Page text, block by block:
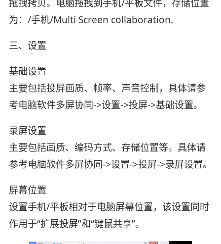
拖拽拷贝。电脑拖拽到手机/平板文件，存储位置
为：/手机/Multi Screen collaboration.
三、设置
基础设置
主要包括投屏画质、帧率、声音控制，具体请参
考电脑软件多屏协同->设置->投屏->基础设置。
录屏设置
主要包括画质、编码方式、存储位置等。具体请
参考电脑软件多屏协同->设置->投屏->录屏设置。
屏幕位置
设置手机/平板相对于电脑屏幕位置，该设置同时
作用于“扩展投屏”和“键鼠共享”。